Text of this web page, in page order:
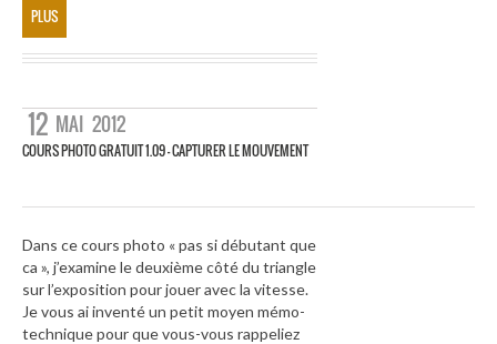
PLUS
12 MAI 2012
COURS PHOTO GRATUIT 1.09 – CAPTURER LE MOUVEMENT
Dans ce cours photo « pas si débutant que
ca », j’examine le deuxième côté du triangle
sur l’exposition pour jouer avec la vitesse.
Je vous ai inventé un petit moyen mémo-
technique pour que vous-vous rappeliez